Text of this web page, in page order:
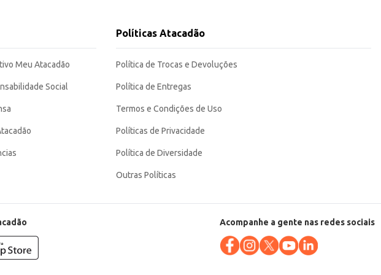
Meu Atacadão
Social
Políticas Atacadão
Política de Trocas e Devoluções
Política de Entregas
Termos e Condições de Uso
Políticas de Privacidade
Política de Diversidade
Outras Políticas
Acompanhe a gente nas redes sociais